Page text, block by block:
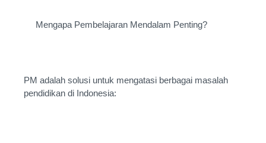
Mengapa Pembelajaran Mendalam Penting?
PM adalah solusi untuk mengatasi berbagai masalah
pendidikan di Indonesia: